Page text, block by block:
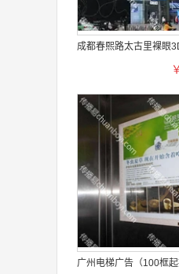
成都春熙路太古里裸眼
广州电梯广告（100框起